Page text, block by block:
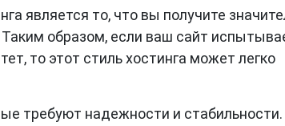
является то, что вы получите
образом, если ваш сайт
то этот стиль хостинга может легко
требуют надежности и